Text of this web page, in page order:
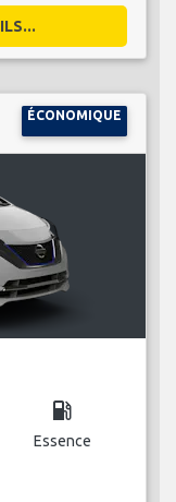
ÉCONOMIQUE
local_gas_station
Essence